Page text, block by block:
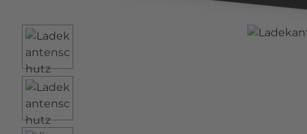
Bildergalerie überspringen